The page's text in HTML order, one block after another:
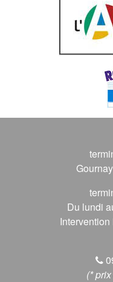
Du lundi
(*